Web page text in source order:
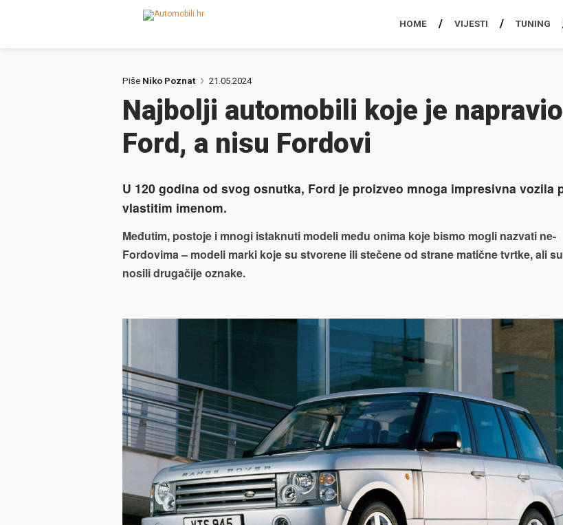
HOME VIJESTI TUNING
Piše Niko Poznat 21.05.2024
Najbolji automobili koje je napravio
Ford, a nisu Fordovi
U 120 godina od svog osnutka, Ford je proizveo mnoga impresivna vozila
vlastitim imenom.
Međutim, postoje i mnogi istaknuti modeli među onima koje bismo mogli nazvati ne-
Fordovima – modeli marki koje su stvorene ili stečene od strane matične tvrtke, ali su
nosili drugačije oznake.